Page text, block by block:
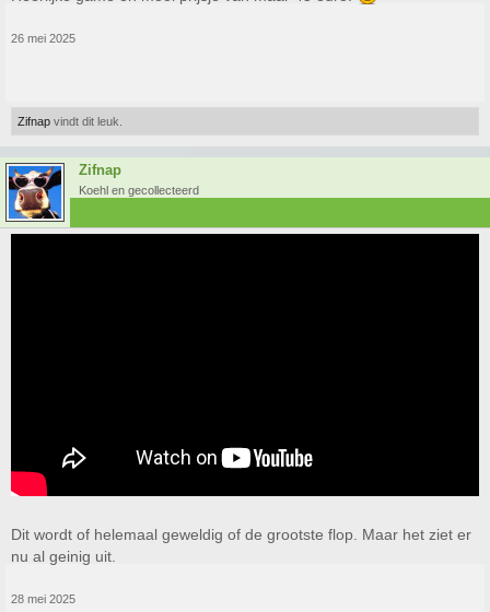
26 mei 2025
Zifnap vindt dit leuk.
Zifnap
Koehl en gecollecteerd
Dit wordt of helemaal geweldig of de grootste flop. Maar het ziet er
nu al geinig uit.
28 mei 2025